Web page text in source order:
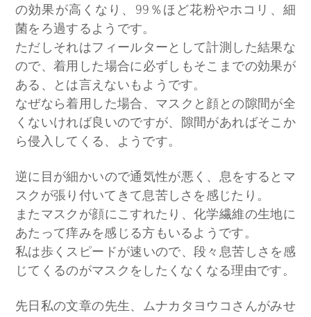
の効果が高くなり、99％ほど花粉やホコリ、細
菌をろ過するようです。
ただしそれはフィールターとして計測した結果な
ので、着用した場合に必ずしもそこまでの効果が
ある、とは言えないもようです。
なぜなら着用した場合、マスクと顔との隙間が全
くないければ良いのですが、隙間があればそこか
ら侵入してくる、ようです。
逆に目が細かいので通気性が悪く、息をするとマ
スクが張り付いてきて息苦しさを感じたり。
またマスクが顔にこすれたり、化学繊維の生地に
あたって痒みを感じる方もいるようです。
私は歩くスピードが速いので、段々息苦しさを感
じてくるのがマスクをしたくなくなる理由です。
先日私の文章の先生、ムナカタヨウコさんがみせ